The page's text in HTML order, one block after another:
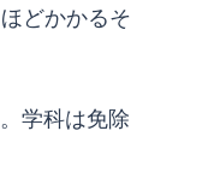
どかかるそ
学科は免除